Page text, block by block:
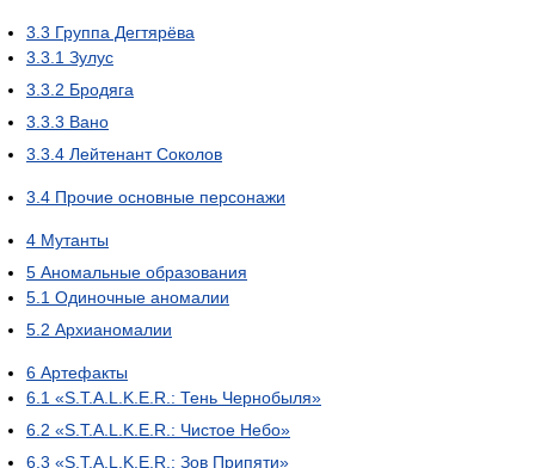
3.3 Группа Дегтярёва
3.3.1 Зулус
3.3.2 Бродяга
3.3.3 Вано
3.3.4 Лейтенант Соколов
3.4 Прочие основные персонажи
4 Мутанты
5 Аномальные образования
5.1 Одиночные аномалии
5.2 Архианомалии
6 Артефакты
6.1 «S.T.A.L.K.E.R.: Тень Чернобыля»
6.2 «S.T.A.L.K.E.R.: Чистое Небо»
6.3 «S.T.A.L.K.E.R.: Зов Припяти»